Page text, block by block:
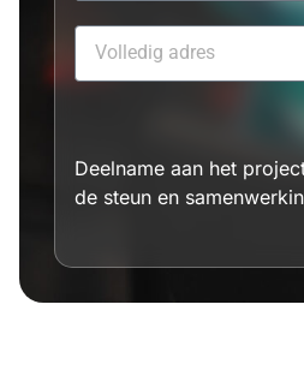
Deelname aan het
de steun en